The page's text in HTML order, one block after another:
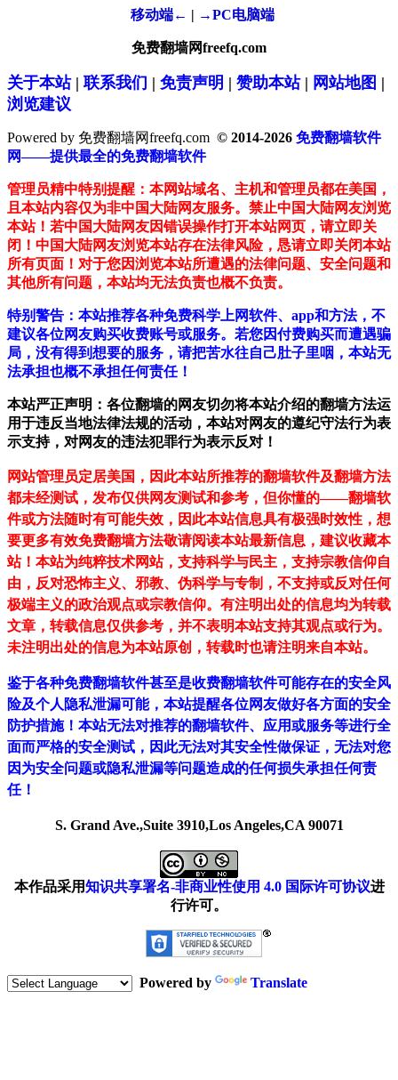
移动端← | →PC电脑端
免费翻墙网freefq.com
关于本站| 联系我们 | 免责声明 | 赞助本站| 网站地图 |
浏览建议
Powered by 免费翻墙网freefq.com © 2014-2026 免费翻墙软件
网——提供最全的免费翻墙软件
管理员精中特别提醒：本网站域名、主机和管理员都在美国，
且本站内容仅为非中国大陆网友服务。禁止中国大陆网友浏览
本站！若中国大陆网友因错误操作打开本站网页，请立即关
闭！中国大陆网友浏览本站存在法律风险，恳请立即关闭本站
所有页面！对于您因浏览本站所遭遇的法律问题、安全问题和
其他所有问题，本站均无法负责也概不负责。
特别警告：本站推荐各种免费科学上网软件、app和方法，不
建议各位网友购买收费账号或服务。若您因付费购买而遭遇骗
局，没有得到想要的服务，请把苦水往自己肚子里咽，本站无
法承担也概不承担任何责任！
本站严正声明：各位翻墙的网友切勿将本站介绍的翻墙方法运
用于违反当地法律法规的活动，本站对网友的遵纪守法行为表
示支持，对网友的违法犯罪行为表示反对！
网站管理员定居美国，因此本站所推荐的翻墙软件及翻墙方法
都未经测试，发布仅供网友测试和参考，但你懂的——翻墙软
件或方法随时有可能失效，因此本站信息具有极强时效性，想
要更多有效免费翻墙方法敬请阅读本站最新信息，建议收藏本
站！ 本站为纯粹技术网站，支持科学与民主，支持宗教信仰自
由，反对恐怖主义、邪教、伪科学与专制，不支持或反对任何
极端主义的政治观点或宗教信仰。有注明出处的信息均为转载
文章，转载信息仅供参考，并不表明本站支持其观点或行为。
未注明出处的信息为本站原创，转载时也请注明来自本站。
鉴于各种免费翻墙软件甚至是收费翻墙软件可能存在的安全风
险及个人隐私泄漏可能，本站提醒各位网友做好各方面的安全
防护措施！本站无法对推荐的翻墙软件、应用或服务等进行全
面而严格的安全测试，因此无法对其安全性做保证，无法对您
因为安全问题或隐私泄漏等问题造成的任何损失承担任何责
任！
S. Grand Ave.,Suite 3910,Los Angeles,CA 90071
本作品采用知识共享署名-非商业性使用 4.0 国际许可协议进
行许可。
Powered by Translate